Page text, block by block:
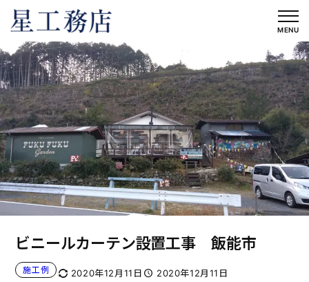
を
ス
キ
ッ
プ
MENU
ビニールカーテン設置工事 飯能市
施工例 2020年12月11日 2020年12月11日